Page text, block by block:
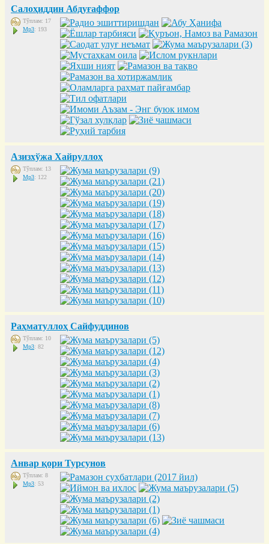
Салоҳиддин Абдуғаффор
Тўплам: 17
Mp3: 193
Азизхўжа Хайруллоҳ
Тўплам: 13
Mp3: 122
Раҳматуллоҳ Сайфуддинов
Тўплам: 10
Mp3: 82
Анвар қори Турсунов
Тўплам: 8
Mp3: 53